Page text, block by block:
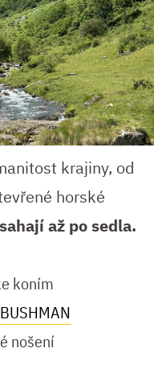
krajiny, od
horské
až po sedla.
koním
nošení